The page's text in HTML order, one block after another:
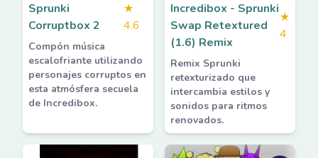
Sprunki
Corruptbox 2
★
4.6
Compón música
escalofriante utilizando
personajes corruptos en
esta atmósfera secuela
de Incredibox.
Incredibox - Sprunki
Swap Retextured
(1.6) Remix
★
4
Remix Sprunki
retexturizado que
intercambia estilos y
sonidos para ritmos
renovados.